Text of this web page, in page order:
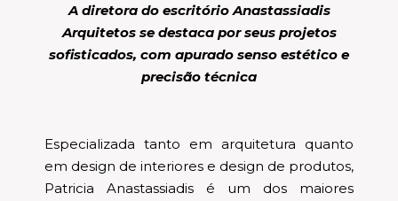
A diretora do escritório Anastassiadis
Arquitetos se destaca por seus projetos
sofisticados, com apurado senso estético e
precisão técnica
Especializada tanto em arquitetura quanto
em design de interiores e design de produtos,
Patricia Anastassiadis é um dos maiores